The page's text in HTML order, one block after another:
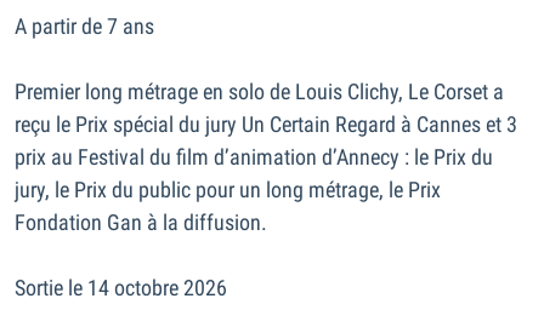
A partir de 7 ans
Premier long métrage en solo de Louis Clichy, Le Corset a
reçu le Prix spécial du jury Un Certain Regard à Cannes et 3
prix au Festival du film d’animation d’Annecy : le Prix du
jury, le Prix du public pour un long métrage, le Prix
Fondation Gan à la diffusion.
Sortie le 14 octobre 2026